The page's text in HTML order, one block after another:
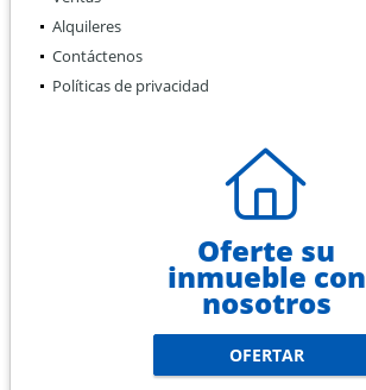
Alquileres
Contáctenos
Políticas de privacidad
Oferte su
inmueble con
nosotros
OFERTAR